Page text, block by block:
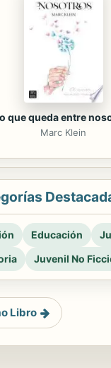
que queda entre
Marc Klein
Educación
Juvenil No
Libro